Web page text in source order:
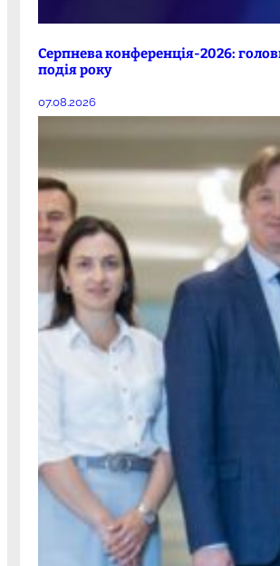
Серпнева конференція-2026:
подія року
07.08.2026